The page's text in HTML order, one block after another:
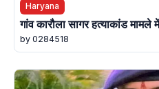
Haryana
गांव कारौला सागर हत्याकांड मामले
by 0284518